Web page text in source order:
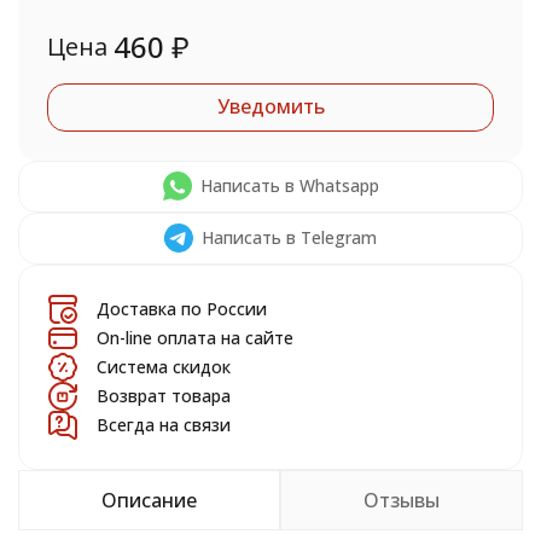
Цена 460 ₽
Уведомить
Написать в Whatsapp
Написать в Telegram
Доставка по России
On-line оплата на сайте
Система скидок
Возврат товара
Всегда на связи
Описание Отзывы